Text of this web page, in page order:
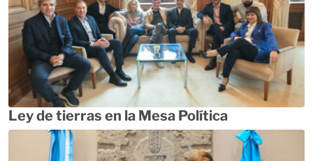
Ley de tierras en la Mesa Política